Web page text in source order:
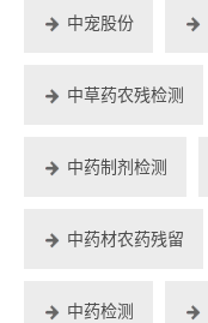
中宠股份
中草药农残检测
中药制剂检测
中药材农药残留
中药检测